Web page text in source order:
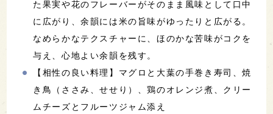
た果実や花のフレーバーがそのまま風味として口中
に広がり、余韻には米の旨味がゆったりと広がる。
なめらかなテクスチャーに、ほのかな苦味がコクを
与え、心地よい余韻を残す。
【相性の良い料理】マグロと大葉の手巻き寿司、焼
き鳥（ささみ、せせり）、鶏のオレンジ煮、クリー
ムチーズとフルーツジャム添え